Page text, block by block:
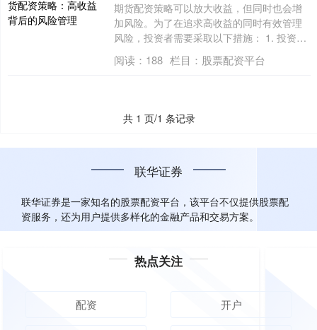
期货配资策略可以放大收益，但同时也会增
加风险。为了在追求高收益的同时有效管理
风险，投资者需要采取以下措施： 1. 投资
者....
阅读： 188 栏目： 股票配资平台
共 1 页/1 条记录
联华证券
联华证券是一家知名的股票配资平台，该平台不仅提供股票配
资服务，还为用户提供多样化的金融产品和交易方案。
热点关注
配资 开户